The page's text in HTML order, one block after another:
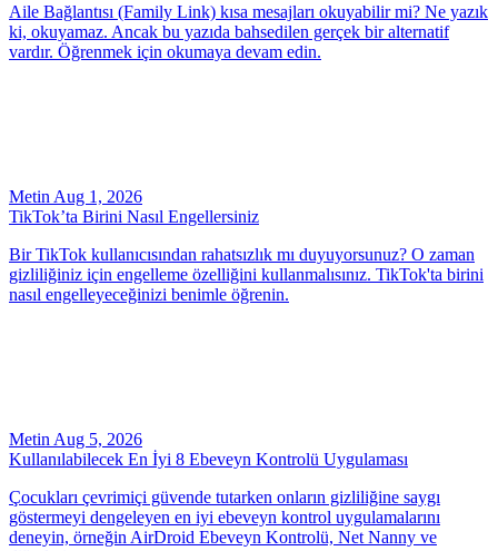
Aile Bağlantısı (Family Link) kısa mesajları okuyabilir mi? Ne yazık
ki, okuyamaz. Ancak bu yazıda bahsedilen gerçek bir alternatif
vardır. Öğrenmek için okumaya devam edin.
Metin Aug 1, 2026
TikTok’ta Birini Nasıl Engellersiniz
Bir TikTok kullanıcısından rahatsızlık mı duyuyorsunuz? O zaman
gizliliğiniz için engelleme özelliğini kullanmalısınız. TikTok'ta birini
nasıl engelleyeceğinizi benimle öğrenin.
Metin Aug 5, 2026
Kullanılabilecek En İyi 8 Ebeveyn Kontrolü Uygulaması
Çocukları çevrimiçi güvende tutarken onların gizliliğine saygı
göstermeyi dengeleyen en iyi ebeveyn kontrol uygulamalarını
deneyin, örneğin AirDroid Ebeveyn Kontrolü, Net Nanny ve